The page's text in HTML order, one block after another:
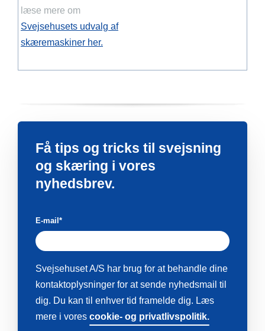
læse mere om
Svejsehusets udvalg af
skæremaskiner her.
Få tips og tricks til svejsning
og skæring i vores
nyhedsbrev.
E-mail *
Svejsehuset A/S har brug for at behandle dine
kontaktoplysninger for at sende nyhedsmail til
dig. Du kan til enhver tid framelde dig. Læs
mere i vores cookie- og privatlivspolitik.